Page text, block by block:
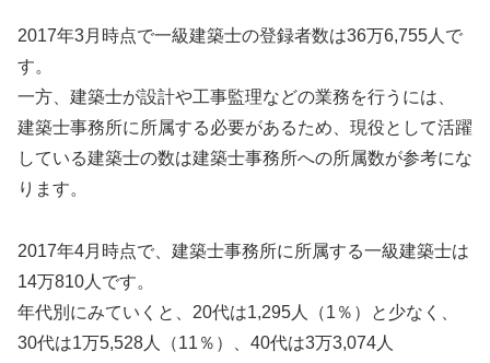
2017年3月時点で一級建築士の登録者数は36万6,755人で
す。
一方、建築士が設計や工事監理などの業務を行うには、
建築士事務所に所属する必要があるため、現役として活躍
している建築士の数は建築士事務所への所属数が参考にな
ります。
2017年4月時点で、建築士事務所に所属する一級建築士は
14万810人です。
年代別にみていくと、20代は1,295人（1％）と少なく、
30代は1万5,528人（11％）、40代は3万3,074人